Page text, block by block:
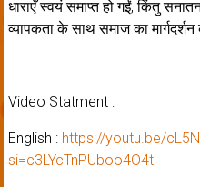
धाराएँ स्वयं समाप्त हो गईं, किंतु
व्यापकता के साथ समाज का
Video Statment :
English : https://youtu.be/
si=c3LYcTnPUboo4O4t